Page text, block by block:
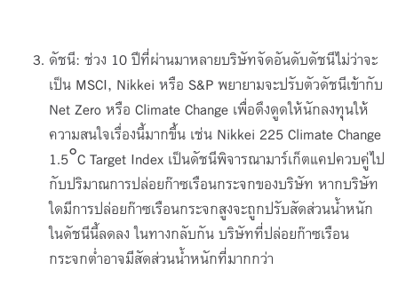
ดัชนี: ช่วง 10 ปีที่ผ่านมาหลายบริษัทจัดอันดับดัชนีไม่ว่าจะ
เป็น MSCI, Nikkei หรือ S&P พยายามจะปรับตัวดัชนีเข้ากับ
Net Zero หรือ Climate Change เพื่อดึงดูดให้นักลงทุนให้
ความสนใจเรื่องนี้มากขึ้น เช่น Nikkei 225 Climate Change
1.5°C Target Index เป็นดัชนีพิจารณามาร์เก็ตแคปควบคู่ไป
กับปริมาณการปล่อยก๊าซเรือนกระจกของบริษัท หากบริษัท
ใดมีการปล่อยก๊าซเรือนกระจกสูงจะถูกปรับสัดส่วนน้ำหนัก
ในดัชนีนี้ลดลง ในทางกลับกัน บริษัทที่ปล่อยก๊าซเรือน
กระจกต่ำอาจมีสัดส่วนน้ำหนักที่มากกว่า